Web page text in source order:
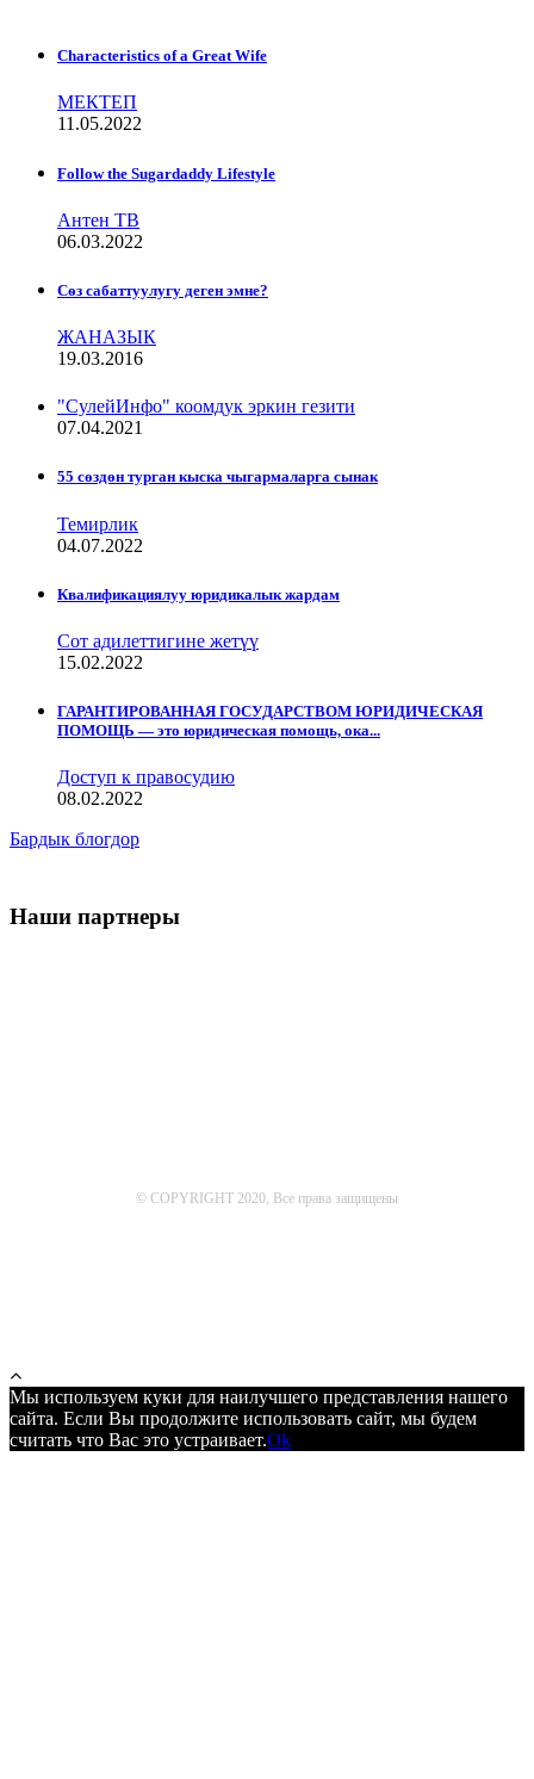
Characteristics of a Great Wife
МЕКТЕП
11.05.2022
Follow the Sugardaddy Lifestyle
Антен ТВ
06.03.2022
Сѳз сабаттуулугу деген эмне?
ЖАНАЗЫК
19.03.2016
"СулейИнфо" коомдук эркин гезити
07.04.2021
55 сөздөн турган кыска чыгармаларга сынак
Темирлик
04.07.2022
Квалификациялуу юридикалык жардам
Сот адилеттигине жетүү
15.02.2022
ГАРАНТИРОВАННАЯ ГОСУДАРСТВОМ ЮРИДИЧЕСКАЯ
ПОМОЩЬ — это юридическая помощь, ока...
Доступ к правосудию
08.02.2022
Бардык блогдор
Наши партнеры
© COPYRIGHT 2020, Все права защищены
Мы используем куки для наилучшего представления нашего
сайта. Если Вы продолжите использовать сайт, мы будем
считать что Вас это устраивает.Ok